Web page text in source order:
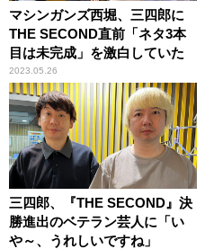
マシンガンズ西堀、三四郎に
THE SECOND直前「ネタ3本
目は未完成」を激白していた
2023.05.26
三四郎、『THE SECOND』決
勝進出のベテラン芸人に「い
や～、うれしいですね」